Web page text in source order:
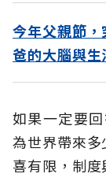
今年父親節
爸的大腦與生
如果一定要
為世界帶來
喜有限，制度